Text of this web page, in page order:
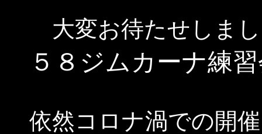
大変お待たせしま
５８ジムカーナ練
依然コロナ渦での開